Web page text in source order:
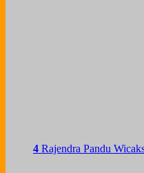
4 Rajendra Pandu